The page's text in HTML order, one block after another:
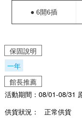
● 6開6插
保固說明
一年
館長推薦
活動期間：08/01-08/31
供貨狀況：
正常供貨